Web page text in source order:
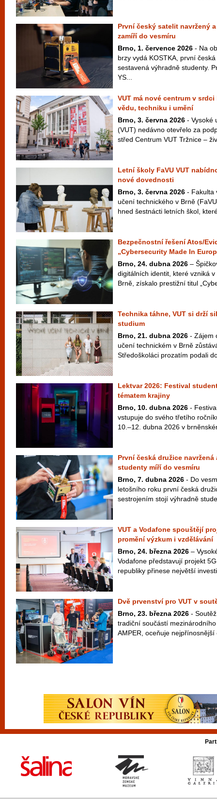
První český satelit navržený
zamíří do vesmíru
Brno, 1. července 2026 - Na
brzy vydá KOSTKA, první
sestavená výhradně studenty.
YS...
VUT má nové centrum v
vědu, techniku i umění
Brno, 3. června 2026 - Vysoké
(VUT) nedávno otevřelo za
střed Centrum VUT Tržnice –
Letní školy FaVU VUT
nové dovednosti
Brno, 3. června 2026 - Fakulta
učení technického v Brně
hned šestnácti letních škol,
Bezpečnostní řešení Atos/
„Cybersecurity Made In
Brno, 24. dubna 2026 –
digitálních identit, které vzniká
Brně, získalo prestižní titul
Technika táhne, VUT si drží
studium
Brno, 21. dubna 2026 - Zájem
učení technickém v Brně
Středoškoláci prozatím podali
Lektvar 2026: Festival
tématem krajiny
Brno, 10. dubna 2026 -
vstupuje do svého třetího
10.–12. dubna 2026 v
První česká družice
studenty míří do vesmíru
Brno, 7. dubna 2026 - Do
letošního roku první česká
sestrojením stojí výhradně
VUT a Vodafone spouštějí
promění výzkum i vzdělávání
Brno, 24. března 2026 –
Vodafone představují projekt
republiky přinese největší
Dvě prvenství pro VUT v
Brno, 23. března 2026 -
tradiční součástí
AMPER, oceňuje